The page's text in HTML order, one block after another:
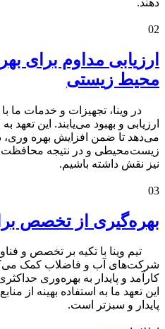
02
ارزیابی مداوم برای
محیط زیستی
در وینا، تجهیزات و خدمات ما
ارزیابی و بهبود می‌یابند. این تعهد
می‌دهد تا ضمن افزایش بهره
زیست‌محیطی و در نتیجه محافظت از
نیز نقش داشته باشیم.
03
بهره‌گیری از تخصص
تیم وینا با تکیه بر تخصص و
شرکت‌های آب و فاضلاب کمک می‌کند
کارآمد و پایدار به بهره‌وری
این تعهد ما به استفاده بهینه از
پایدار و سبزتر است.